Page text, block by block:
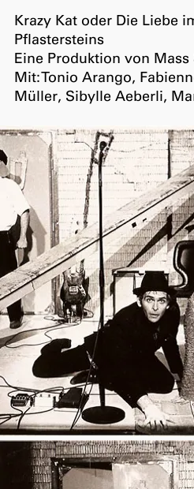
Krazy Kat oder Die Liebe
Pflastersteins
Eine Produktion von Mass
Mit: Tonio Arango,
Müller, Sibylle Aeberli,